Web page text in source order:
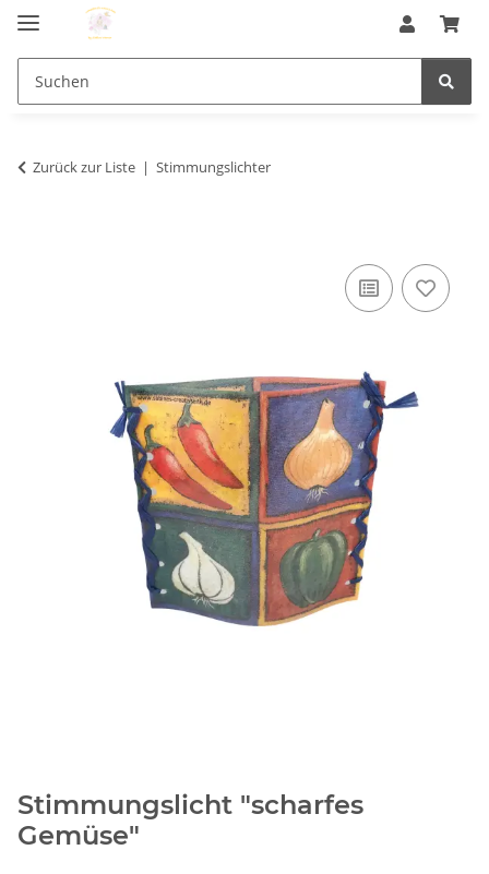
Zurück zur Liste Stimmungslichter
Stimmungslicht "scharfes
Gemüse"